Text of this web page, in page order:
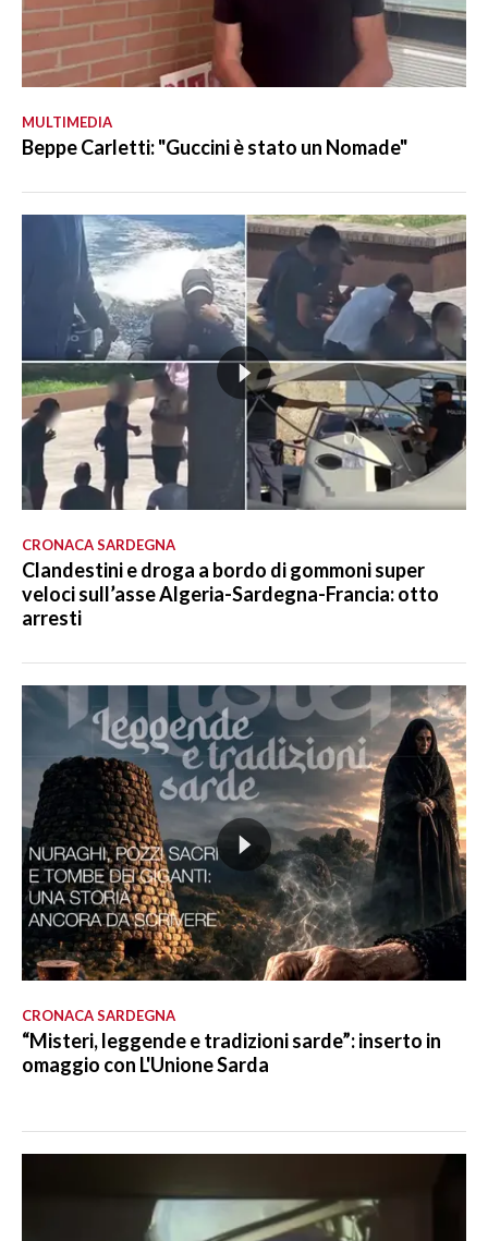
MULTIMEDIA
Beppe Carletti: "Guccini è stato un Nomade"
CRONACA SARDEGNA
Clandestini e droga a bordo di gommoni super
veloci sull’asse Algeria-Sardegna-Francia: otto
arresti
CRONACA SARDEGNA
“Misteri, leggende e tradizioni sarde”: inserto in
omaggio con L'Unione Sarda